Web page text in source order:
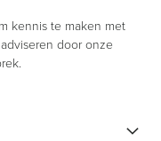
kennis te maken met
door onze